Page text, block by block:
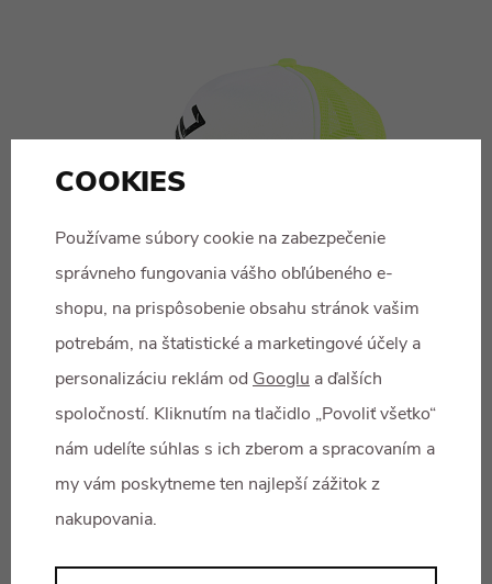
ČIAPKA CORE YELLOW
COOKIES
Používame súbory cookie na zabezpečenie
správneho fungovania vášho obľúbeného e-
shopu, na prispôsobenie obsahu stránok vašim
potrebám, na štatistické a marketingové účely a
personalizáciu reklám od Googlu a ďalších
spoločností. Kliknutím na tlačidlo „Povoliť všetko“
nám udelíte súhlas s ich zberom a spracovaním a
my vám poskytneme ten najlepší zážitok z
nakupovania.